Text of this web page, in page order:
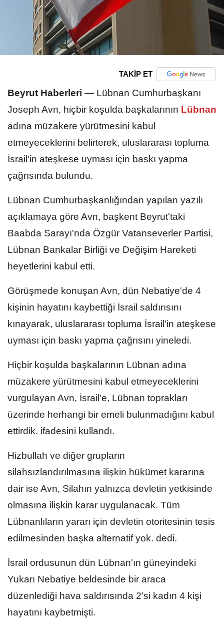
TAKİP ET
Beyrut Haberleri — Lübnan Cumhurbaşkanı
Joseph Avn, hiçbir koşulda başkalarının Lübnan
adına müzakere yürütmesini kabul
etmeyeceklerini belirterek, uluslararası topluma
İsrail'in ateşkese uyması için baskı yapma
çağrısında bulundu.
Lübnan Cumhurbaşkanlığından yapılan yazılı
açıklamaya göre Avn, başkent Beyrut'taki
Baabda Sarayı'nda Özgür Vatanseverler Partisi,
Lübnan Bankalar Birliği ve Değişim Hareketi
heyetlerini kabul etti.
Görüşmede konuşan Avn, dün Nebatiye'de 4
kişinin hayatını kaybettiği İsrail saldırısını
kınayarak, uluslararası topluma İsrail'in ateşkese
uyması için baskı yapma çağrısını yineledi.
Hiçbir koşulda başkalarının Lübnan adına
müzakere yürütmesini kabul etmeyeceklerini
vurgulayan Avn, İsrail'e, Lübnan toprakları
üzerinde herhangi bir emeli bulunmadığını kabul
ettirdik. ifadesini kullandı.
Hizbullah ve diğer grupların
silahsızlandırılmasına ilişkin hükümet kararına
dair ise Avn, Silahın yalnızca devletin yetkisinde
olmasına ilişkin karar uygulanacak. Tüm
Lübnanlıların yararı için devletin otoritesinin tesis
edilmesinden başka alternatif yok. dedi.
İsrail ordusunun dün Lübnan'ın güneyindeki
Yukarı Nebatiye beldesinde bir araca
düzenlediği hava saldırısında 2'si kadın 4 kişi
hayatını kaybetmişti.